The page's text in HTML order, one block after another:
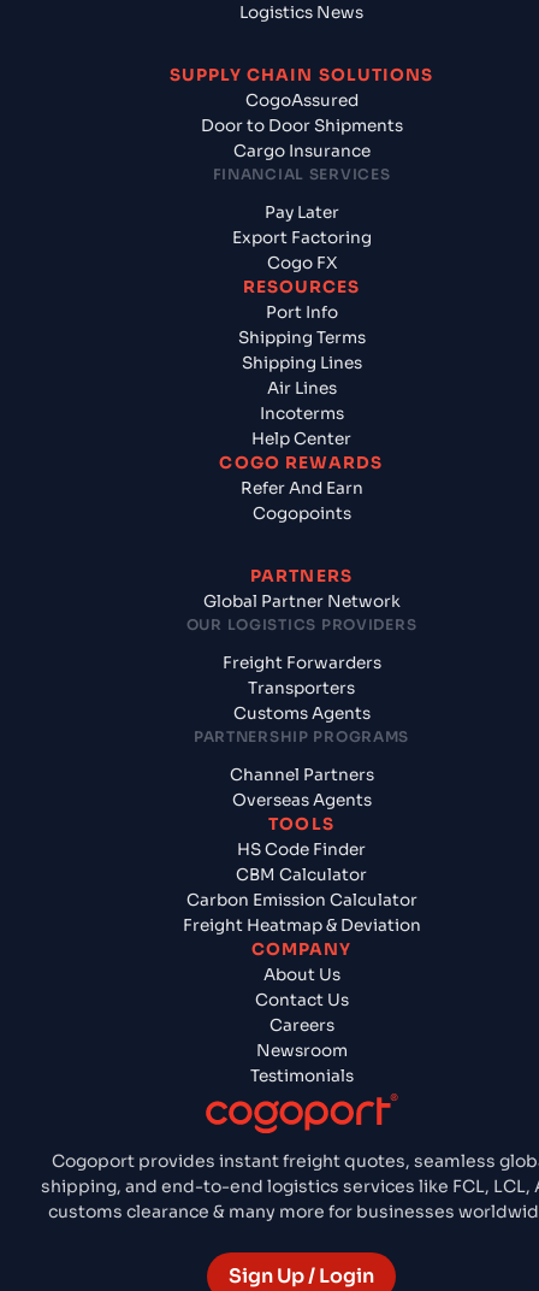
Cogoport provides instant freight quotes, seamless
shipping, and end-to-end logistics services like FCL, LCL,
customs clearance & many more for businesses
Sign Up / Login
Logistics News
SUPPLY CHAIN SOLUTIONS
CogoAssured
Door to Door Shipments
Cargo Insurance
FINANCIAL SERVICES
Pay Later
Export Factoring
Cogo FX
RESOURCES
Port Info
Shipping Terms
Shipping Lines
Air Lines
Incoterms
Help Center
COGO REWARDS
Refer And Earn
Cogopoints
PARTNERS
Global Partner Network
OUR LOGISTICS PROVIDERS
Freight Forwarders
Transporters
Customs Agents
PARTNERSHIP PROGRAMS
Channel Partners
Overseas Agents
TOOLS
HS Code Finder
CBM Calculator
Carbon Emission Calculator
Freight Heatmap & Deviation
COMPANY
About Us
Contact Us
Careers
Newsroom
Testimonials